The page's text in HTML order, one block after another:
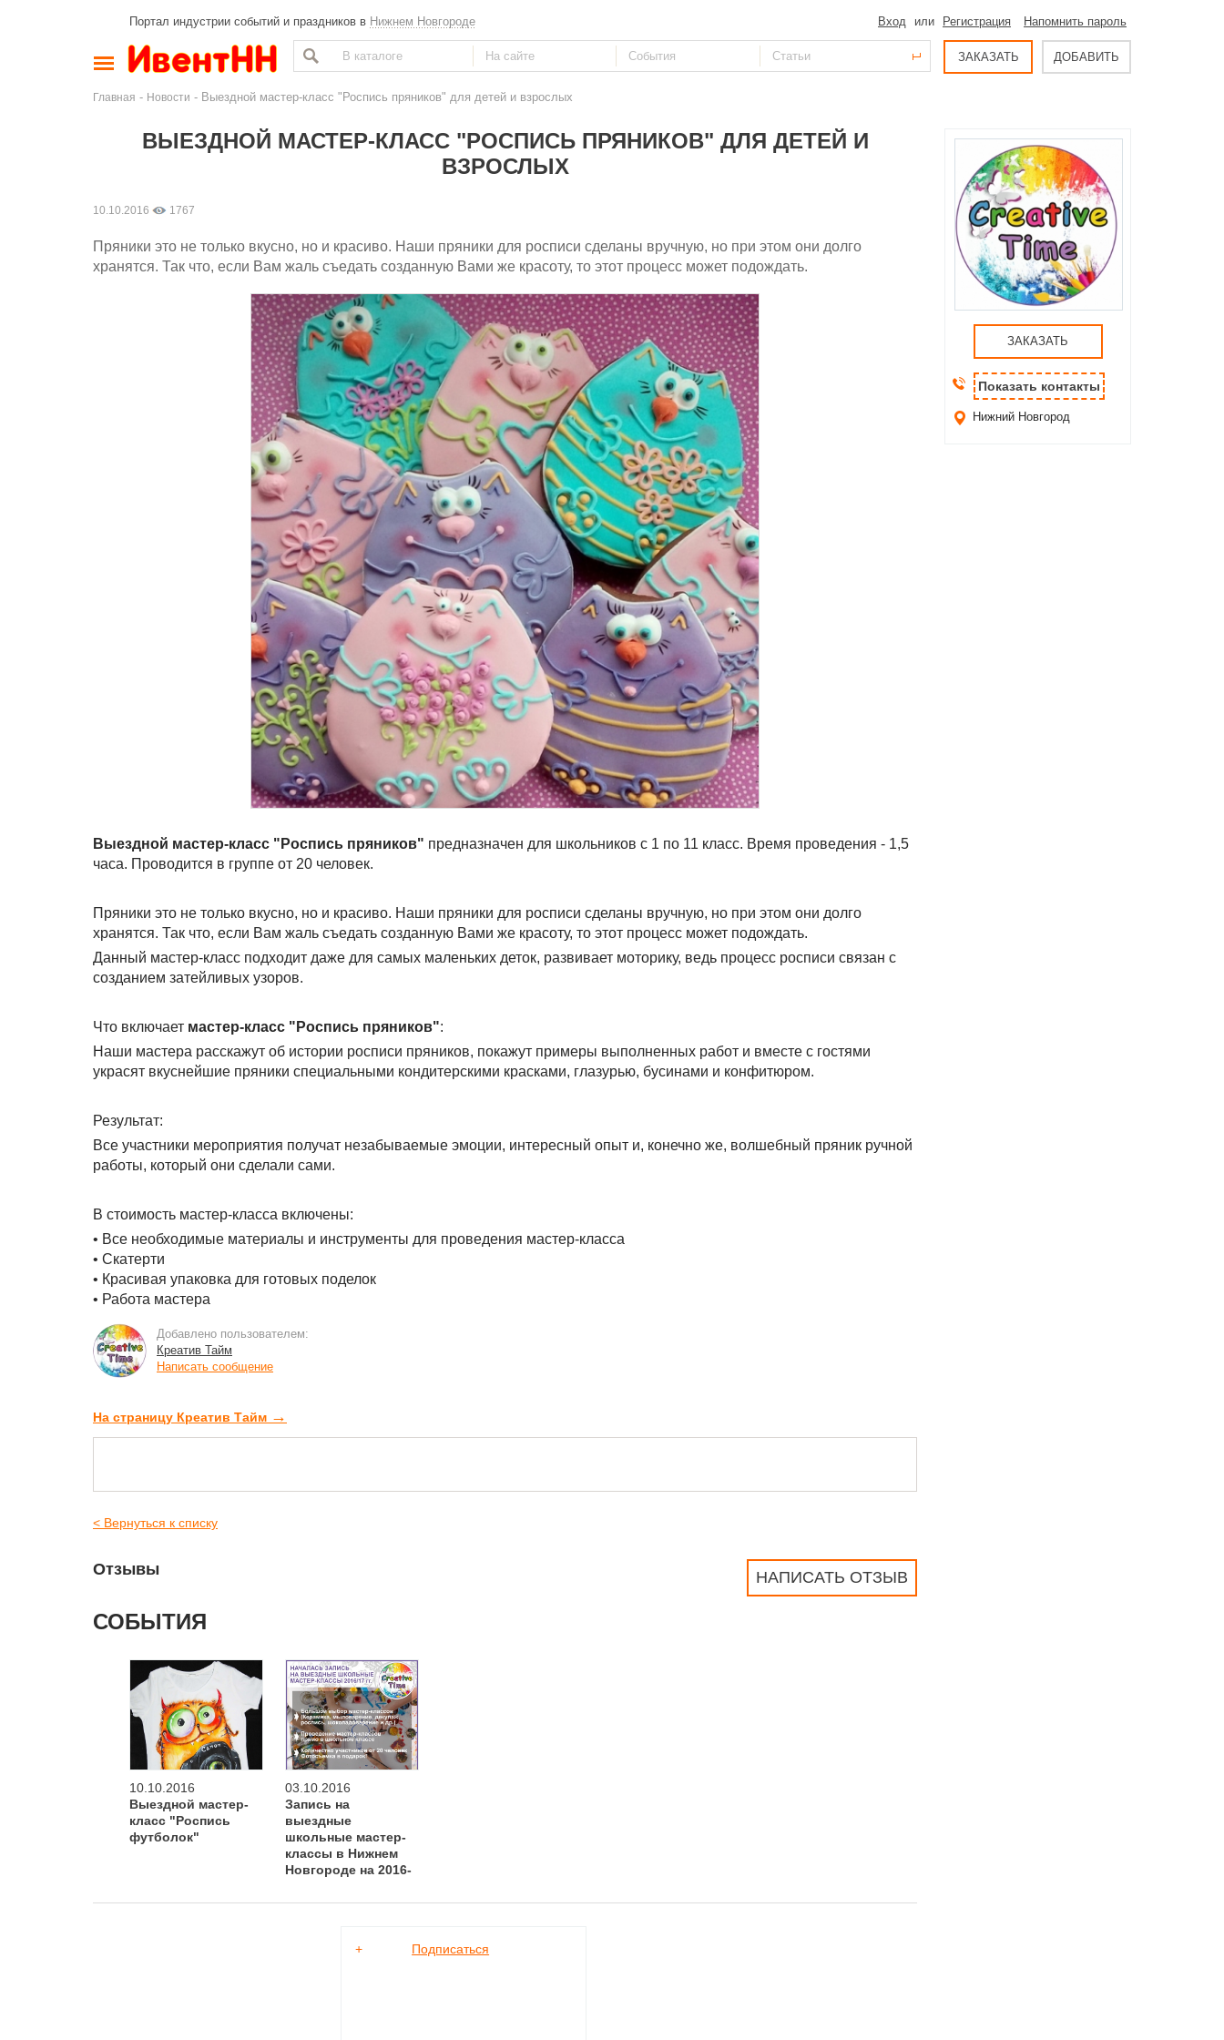
Портал индустрии событий и праздников в Нижнем Новгороде Вход или Регистрация Напомнить пароль
ЗАКАЗАТЬ ДОБАВИТЬ
Главная - Новости - Выездной мастер-класс "Роспись пряников" для детей и взрослых
ВЫЕЗДНОЙ МАСТЕР-КЛАСС "РОСПИСЬ ПРЯНИКОВ" ДЛЯ ДЕТЕЙ И
ВЗРОСЛЫХ
10.10.2016 1767
Пряники это не только вкусно, но и красиво. Наши пряники для росписи сделаны вручную, но при этом они долго
хранятся. Так что, если Вам жаль съедать созданную Вами же красоту, то этот процесс может подождать.
Выездной мастер-класс "Роспись пряников" предназначен для школьников с 1 по 11 класс. Время проведения - 1,5
часа. Проводится в группе от 20 человек.
Пряники это не только вкусно, но и красиво. Наши пряники для росписи сделаны вручную, но при этом они долго
хранятся. Так что, если Вам жаль съедать созданную Вами же красоту, то этот процесс может подождать.
Данный мастер-класс подходит даже для самых маленьких деток, развивает моторику, ведь процесс росписи связан с
созданием затейливых узоров.
Что включает мастер-класс "Роспись пряников":
Наши мастера расскажут об истории росписи пряников, покажут примеры выполненных работ и вместе с гостями
украсят вкуснейшие пряники специальными кондитерскими красками, глазурью, бусинами и конфитюром.
Результат:
Все участники мероприятия получат незабываемые эмоции, интересный опыт и, конечно же, волшебный пряник ручной
работы, который они сделали сами.
В стоимость мастер-класса включены:
• Все необходимые материалы и инструменты для проведения мастер-класса
• Скатерти
• Красивая упаковка для готовых поделок
• Работа мастера
Добавлено пользователем:
Креатив Тайм
Написать сообщение
На страницу Креатив Тайм →
< Вернуться к списку
НАПИСАТЬ ОТЗЫВ
Отзывы
СОБЫТИЯ
10.10.2016
Выездной мастер-
класс "Роспись
футболок"
03.10.2016
Запись на
выездные
школьные мастер-
классы в Нижнем
Новгороде на 2016-
+ Подписаться
ЗАКАЗАТЬ
Показать контакты
Нижний Новгород